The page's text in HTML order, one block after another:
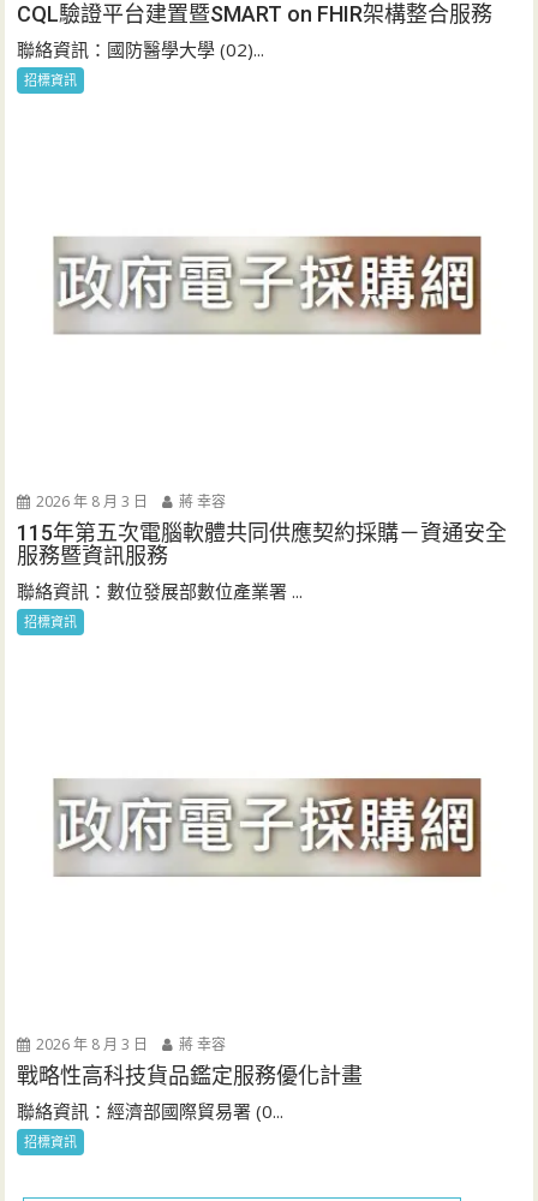
CQL驗證平台建置暨SMART on FHIR架構整合服務
聯絡資訊：國防醫學大學 (02)...
招標資訊
2026 年 8 月 3 日 蔣 幸容
115年第五次電腦軟體共同供應契約採購－資通安全
服務暨資訊服務
聯絡資訊：數位發展部數位產業署 ...
招標資訊
2026 年 8 月 3 日 蔣 幸容
戰略性高科技貨品鑑定服務優化計畫
聯絡資訊：經濟部國際貿易署 (0...
招標資訊